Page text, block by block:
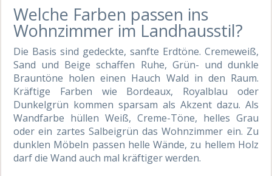
Welche Farben passen ins
Wohnzimmer im Landhausstil?
Die Basis sind gedeckte, sanfte Erdtöne. Cremeweiß,
Sand und Beige schaffen Ruhe, Grün- und dunkle
Brauntöne holen einen Hauch Wald in den Raum.
Kräftige Farben wie Bordeaux, Royalblau oder
Dunkelgrün kommen sparsam als Akzent dazu. Als
Wandfarbe hüllen Weiß, Creme-Töne, helles Grau
oder ein zartes Salbeigrün das Wohnzimmer ein. Zu
dunklen Möbeln passen helle Wände, zu hellem Holz
darf die Wand auch mal kräftiger werden.